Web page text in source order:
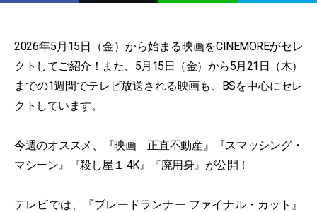
2026年5月15日（金）から始まる映画をCINEMOREがセレ
クトしてご紹介！また、5月15日（金）から5月21日（木）
までの1週間でテレビ放送される映画も、BSを中心にセレ
クトしています。
今週のオススメ、『映画 正直不動産』『スマッシング・
マシーン』『殺し屋１ 4K』『廃用身』が公開！
テレビでは、『ブレードランナー ファイナル・カット』